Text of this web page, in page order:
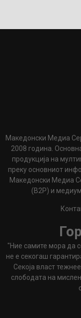
Македонски Медиа
2008 година.
продукција на
преку основниот
Македонски Медиа
(B2P) и
"Ние самите мора да
не е секогаш
Секоја власт
слободата на